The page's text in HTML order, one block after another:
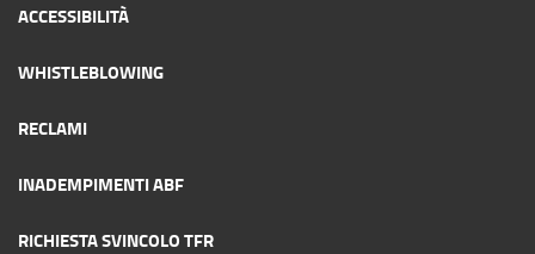
ACCESSIBILITÀ
WHISTLEBLOWING
RECLAMI
INADEMPIMENTI ABF
RICHIESTA SVINCOLO TFR